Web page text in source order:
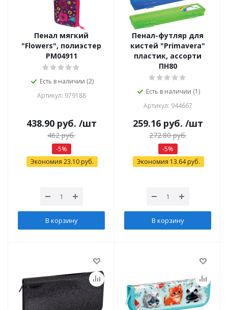
Пенал мягкий
"Flowers", полиэстер
PM04911
Есть в наличии (2)
Артикул: 979188
438.90руб. /шт
462руб.
-5%
Экономия 23.10 руб.
В корзину
Пенал-футляр для
кистей "Primavera"
пластик, ассорти
ПН80
Есть в наличии (1)
Артикул: 944667
259.16руб. /шт
272.80руб.
-5%
Экономия 13.64руб.
В корзину